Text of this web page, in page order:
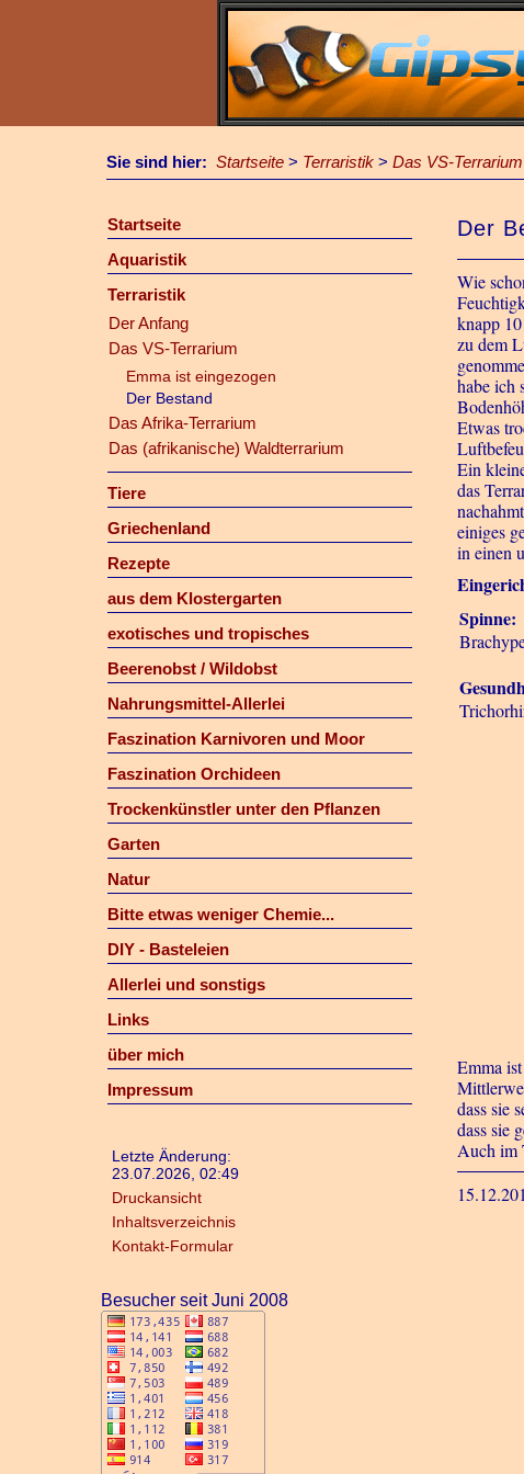
Sie sind hier: Startseite > Terraristik > Das VS-Terrarium
Startseite
Aquaristik
Terraristik
Der Anfang
Das VS-Terrarium
Emma ist eingezogen
Der Bestand
Das Afrika-Terrarium
Das (afrikanische) Waldterrarium
Tiere
Griechenland
Rezepte
aus dem Klostergarten
exotisches und tropisches
Beerenobst / Wildobst
Nahrungsmittel-Allerlei
Faszination Karnivoren und Moor
Faszination Orchideen
Trockenkünstler unter den Pflanzen
Garten
Natur
Bitte etwas weniger Chemie...
DIY - Basteleien
Allerlei und sonstigs
Links
über mich
Impressum
Letzte Änderung:
23.07.2026, 02:49
Druckansicht
Inhaltsverzeichnis
Kontakt-Formular
Besucher seit Juni 2008
Der
Wie
knapp
zu dem
habe ich
Etwas
Ein
das
einiges
in einen
Spinne:
Emma
dass sie
dass sie
Auch im